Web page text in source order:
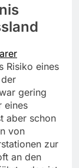
Risiko eines
gering
eines
aber schon
von
zur
an den